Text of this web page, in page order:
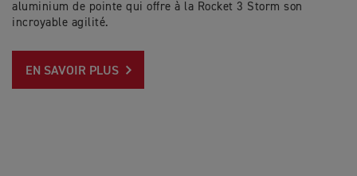
aluminium de pointe qui offre à la Rocket 3 Storm son
incroyable agilité.
EN SAVOIR PLUS